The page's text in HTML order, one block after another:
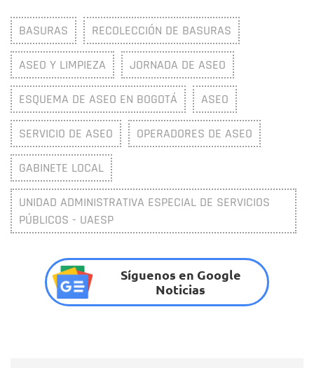
'Esquema de recolección de basuras'
BASURAS RECOLECCIÓN DE BASURAS
ASEO Y LIMPIEZA JORNADA DE ASEO
ESQUEMA DE ASEO EN BOGOTÁ ASEO
SERVICIO DE ASEO OPERADORES DE ASEO
GABINETE LOCAL
UNIDAD ADMINISTRATIVA ESPECIAL DE SERVICIOS
PÚBLICOS - UAESP
Síguenos en Google
Noticias